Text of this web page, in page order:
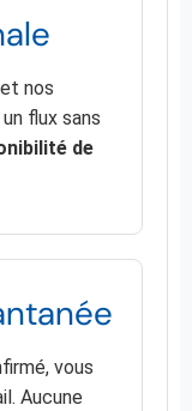
et nos
flux sans
de
vous
Aucune